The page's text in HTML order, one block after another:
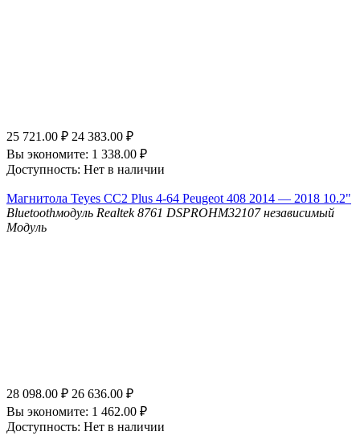
25 721.00 ₽ 24 383.00 ₽
Вы экономите: 1 338.00 ₽
Доступность: Нет в наличии
Магнитола Teyes CC2 Plus 4-64 Peugeot 408 2014 — 2018 10.2"
Bluetoothмодуль Realtek 8761 DSPROHM32107 независимый
Модуль
28 098.00 ₽ 26 636.00 ₽
Вы экономите: 1 462.00 ₽
Доступность: Нет в наличии